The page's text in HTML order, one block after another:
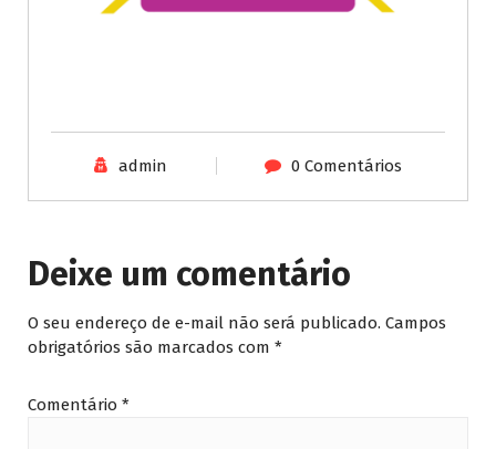
admin 0 Comentários
Deixe um comentário
O seu endereço de e-mail não será publicado. Campos
obrigatórios são marcados com *
Comentário *